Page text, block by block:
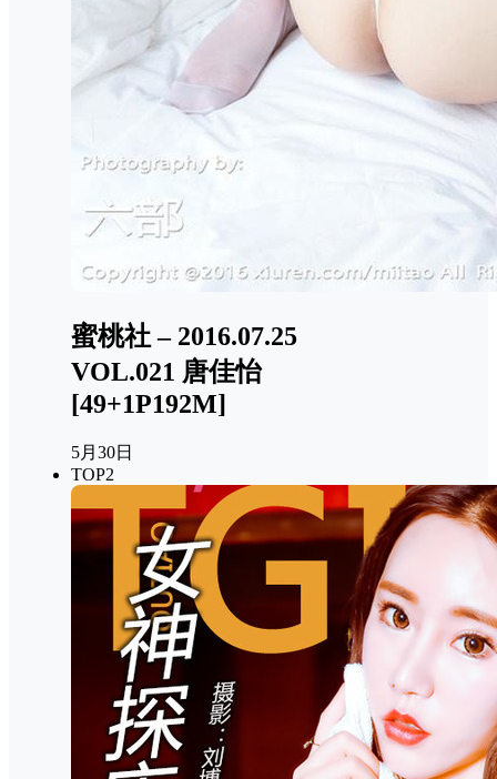
蜜桃社 – 2016.07.25
VOL.021 唐佳怡
[49+1P192M]
5月30日
TOP2